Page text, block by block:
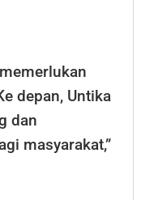
depan, Untika
dan
masyarakat,”